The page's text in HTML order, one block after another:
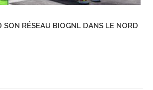
SON RÉSEAU BIOGNL DANS LE NORD